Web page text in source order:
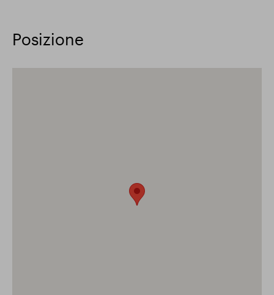
Posizione